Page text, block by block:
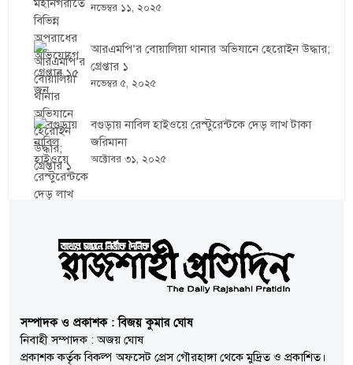
নভেম্বর ১১, ২০২৫
আরএমপি’র বোয়ালিয়া থানার অভিযানে হেরোইন উদ্ধার;
গ্রেপ্তার ১
নভেম্বর ৫, ২০২৫
বগুড়ায় নাবিল হাইওয়ে রেস্টুরেন্টকে দেড় লাখ টাকা
জরিমানা
অক্টোবর ৩১, ২০২৫
সম্পাদক ও প্রকাশক : বিজয় কুমার ঘোষ
নিবাহী সম্পাদক : অজয় ঘোষ
প্রকাশক কর্তৃক বিকল্প অফসেট প্রেস গৌরহাঙ্গা থেকে মুদ্রিত ও প্রকাশিত।